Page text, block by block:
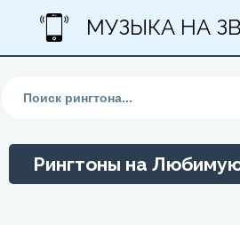
МУЗЫКА НА
Рингтоны на